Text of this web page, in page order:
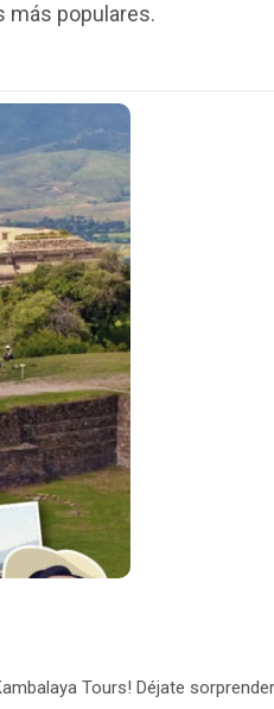
más populares.
Tours! Déjate